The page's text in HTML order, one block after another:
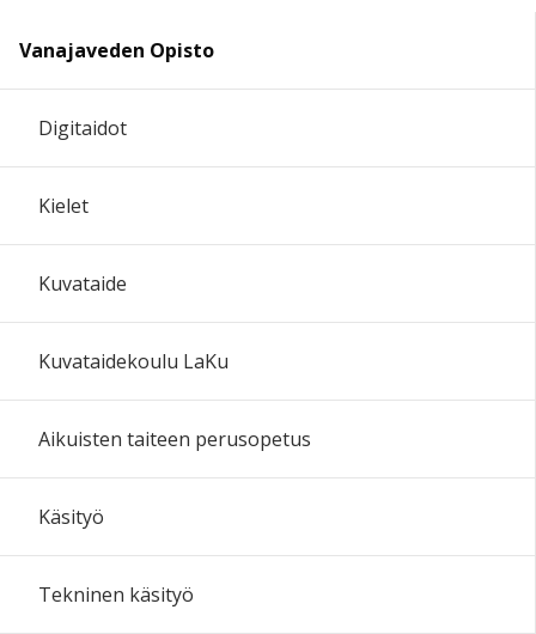
Vanajaveden Opisto
Digitaidot
Kielet
Kuvataide
Kuvataidekoulu LaKu
Aikuisten taiteen perusopetus
Käsityö
Tekninen käsityö